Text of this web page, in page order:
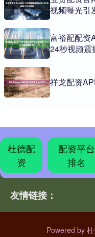
视频曝光引
富裕配配资
24秒视频震
祥龙配资
杜德配
资
配资平台
排名
友情链接：
Powered by